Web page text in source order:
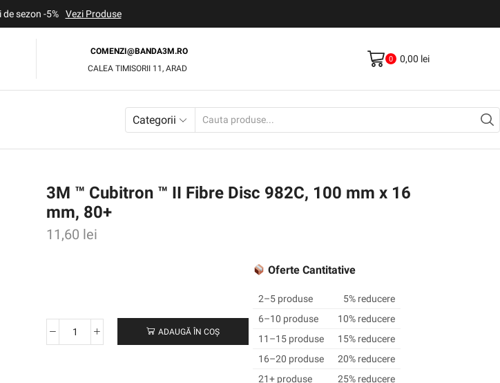
de sezon -5% Vezi Produse
COMENZI@BANDA3M.RO
CALEA TIMISORII 11, ARAD
0 0,00 lei
Categorii
3M ™ Cubitron ™ II Fibre Disc 982C, 100 mm x 16
mm, 80+
11,60 lei
Cantitate
ADAUGĂ ÎN COȘ
Oferte Cantitative
2–5 produse
5% reducere
6–10 produse
10% reducere
11–15 produse
15% reducere
16–20 produse
20% reducere
21+ produse
25% reducere